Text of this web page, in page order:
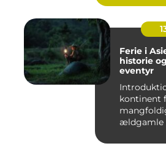
Ferie i
historie
eventyr
kontinent
ældgamle